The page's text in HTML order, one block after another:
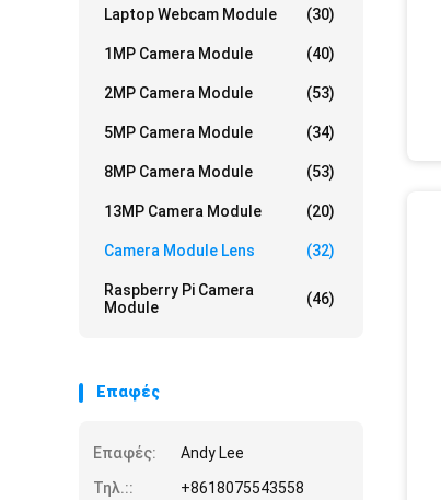
Laptop Webcam Module (30)
1MP Camera Module (40)
2MP Camera Module (53)
5MP Camera Module (34)
8MP Camera Module (53)
13MP Camera Module (20)
Camera Module Lens (32)
Raspberry Pi Camera
Module
(46)
Επαφές
Επαφές:
Andy Lee
Τηλ.::
+8618075543558